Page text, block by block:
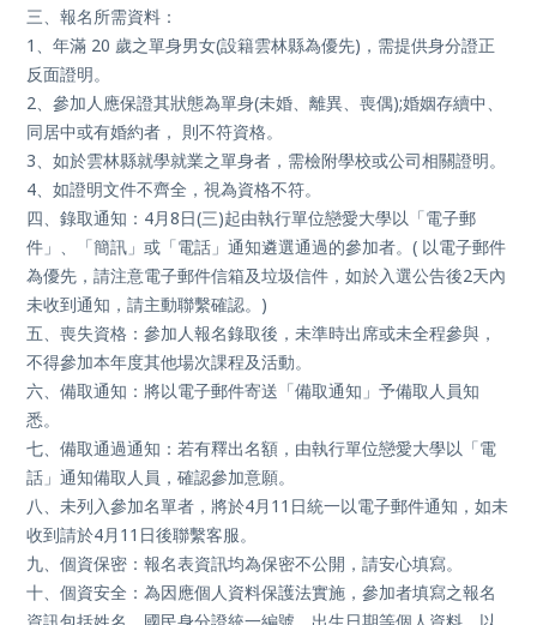
三、報名所需資料：
1、年滿 20 歲之單身男女(設籍雲林縣為優先)，需提供身分證正
反面證明。
2、參加人應保證其狀態為單身(未婚、離異、喪偶);婚姻存續中、
同居中或有婚約者， 則不符資格。
3、如於雲林縣就學就業之單身者，需檢附學校或公司相關證明。
4、如證明文件不齊全，視為資格不符。
四、錄取通知：4月8日(三)起由執行單位戀愛大學以「電子郵
件」、「簡訊」或「電話」通知遴選通過的參加者。( 以電子郵件
為優先，請注意電子郵件信箱及垃圾信件，如於入選公告後2天內
未收到通知，請主動聯繫確認。 )
五、喪失資格：參加人報名錄取後，未準時出席或未全程參與，
不得參加本年度其他場次課程及活動。
六、備取通知：將以電子郵件寄送「備取通知」予備取人員知
悉。
七、備取通過通知：若有釋出名額，由執行單位戀愛大學以「電
話」通知備取人員，確認參加意願。
八、未列入參加名單者，將於4月11日統一以電子郵件通知，如未
收到請於4月11日後聯繫客服。
九、個資保密：報名表資訊均為保密不公開，請安心填寫。
十、個資安全：為因應個人資料保護法實施，參加者填寫之報名
資訊包括姓名、國民身分證統一編號、出生日期等個人資料，以